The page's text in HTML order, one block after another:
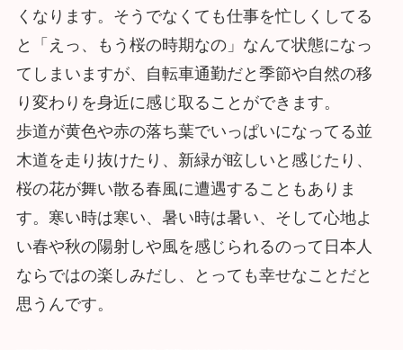
くなります。そうでなくても仕事を忙しくしてる
と「えっ、もう桜の時期なの」なんて状態になっ
てしまいますが、自転車通勤だと季節や自然の移
り変わりを身近に感じ取ることができます。
歩道が黄色や赤の落ち葉でいっぱいになってる並
木道を走り抜けたり、新緑が眩しいと感じたり、
桜の花が舞い散る春風に遭遇することもありま
す。寒い時は寒い、暑い時は暑い、そして心地よ
い春や秋の陽射しや風を感じられるのって日本人
ならではの楽しみだし、とっても幸せなことだと
思うんです。